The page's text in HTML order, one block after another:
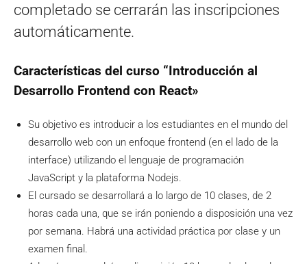
completado se cerrarán las inscripciones
automáticamente.
Características del curso “Introducción al
Desarrollo Frontend con React»
Su objetivo es introducir a los estudiantes en el mundo del
desarrollo web con un enfoque frontend (en el lado de la
interface) utilizando el lenguaje de programación
JavaScript y la plataforma Nodejs.
El cursado se desarrollará a lo largo de 10 clases, de 2
horas cada una, que se irán poniendo a disposición una vez
por semana. Habrá una actividad práctica por clase y un
examen final.